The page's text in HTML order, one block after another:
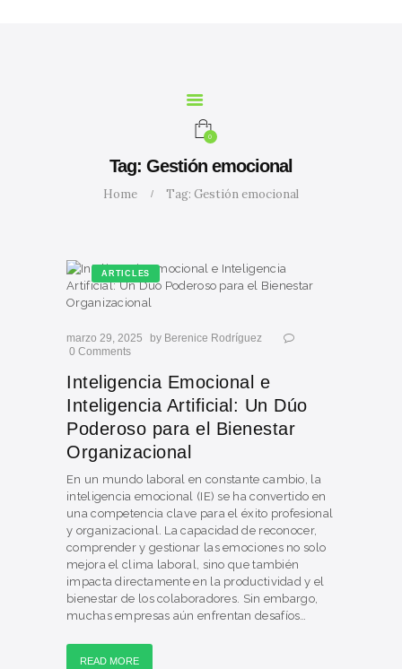
0
Tag: Gestión emocional
Home Tag: Gestión emocional
CALCULADORA
CONTACTO
BLOG
ARTICLES
marzo 29, 2025 by Berenice Rodríguez
0 Comments
Inteligencia Emocional e
Inteligencia Artificial: Un Dúo
Poderoso para el Bienestar
Organizacional
En un mundo laboral en constante cambio, la
inteligencia emocional (IE) se ha convertido en
una competencia clave para el éxito profesional
y organizacional. La capacidad de reconocer,
comprender y gestionar las emociones no solo
mejora el clima laboral, sino que también
impacta directamente en la productividad y el
bienestar de los colaboradores. Sin embargo,
muchas empresas aún enfrentan desafíos…
READ MORE